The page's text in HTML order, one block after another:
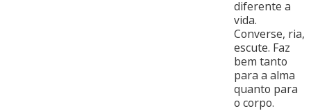
diferente a
vida.
Converse, ria,
escute. Faz
bem tanto
para a alma
quanto para
o corpo.